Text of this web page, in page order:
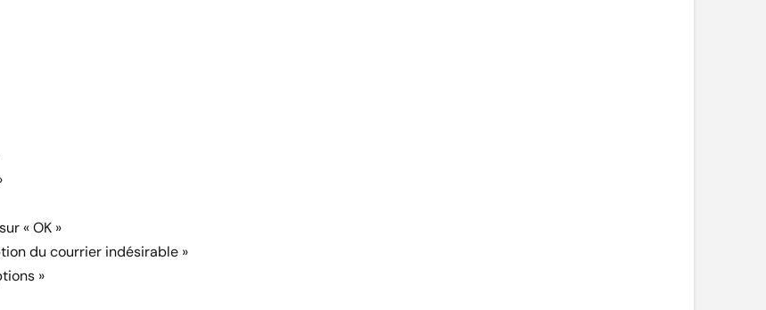
« OK »
du courrier indésirable »
»